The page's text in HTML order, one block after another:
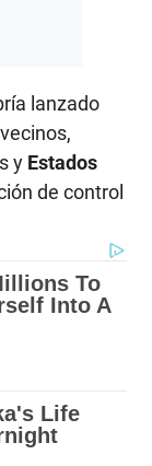
lanzado
y Estados
de control